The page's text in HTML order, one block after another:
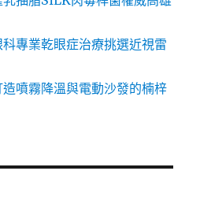
專業乾眼症治療挑選近視雷
噴霧降溫與電動沙發的楠梓